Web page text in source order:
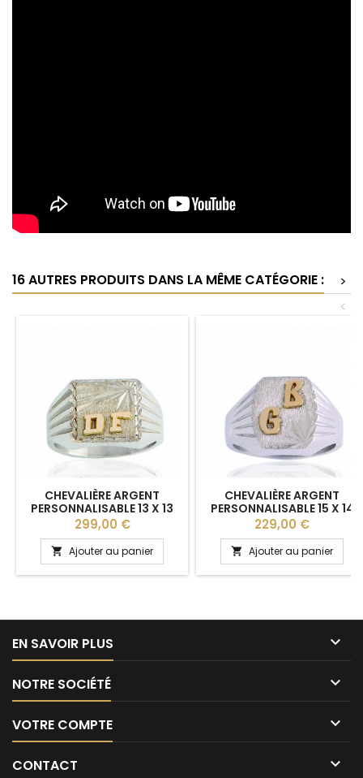
16 AUTRES PRODUITS DANS LA MÊME CATÉGORIE :
>
<
CHEVALIÈRE ARGENT
PERSONNALISABLE 13 X 13
MM POUR HOMME
Prix
299,00 €
 Ajouter au panier
CHEVALIÈRE ARGENT
PERSONNALISABLE 15 X 14
MM
Prix
229,00 €
 Ajouter au panier
EN SAVOIR PLUS 
NOTRE SOCIÉTÉ 
VOTRE COMPTE 
CONTACT 